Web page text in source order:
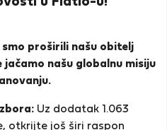
smo proširili našu obitelj
našu globalnu misiju
Uz dodatak 1.063
otkrijte još širi raspon
S.
1